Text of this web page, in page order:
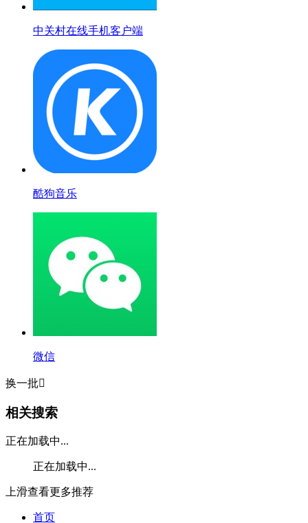
中关村在线手机客户端
酷狗音乐
微信
换一批
相关搜索
正在加载中...
正在加载中...
上滑查看更多推荐
首页